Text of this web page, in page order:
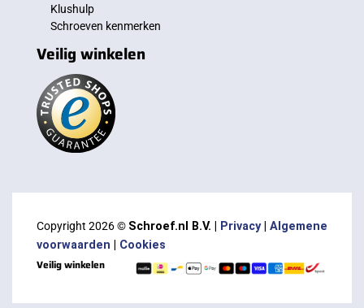
Klushulp
Schroeven kenmerken
Veilig winkelen
Copyright 2026 © Schroef.nl B.V. | Privacy| Algemene
voorwaarden
Cookies
Veilig winkelen